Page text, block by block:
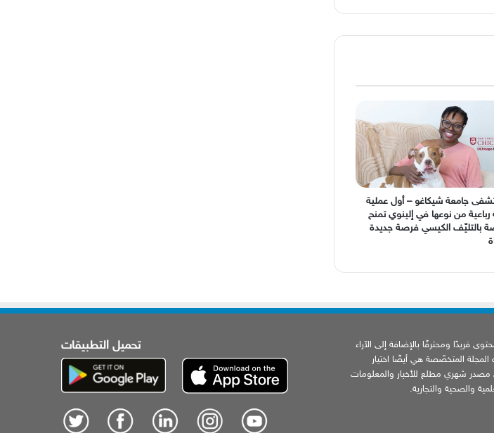
جامعة شيكاغو – أول عملية
رباعية من نوعها في إلينوي تمنح
بالتليّف الكيسي فرصة جديدة
فريدًا ومحترفًا بالإضافة إلى الآراء
المجلة المتخصّصة هي أيضًا اختيار
مصدر شهري مطلع للأخبار والمعلومات
والصحية والتجارية.
تحميل التطبيقات